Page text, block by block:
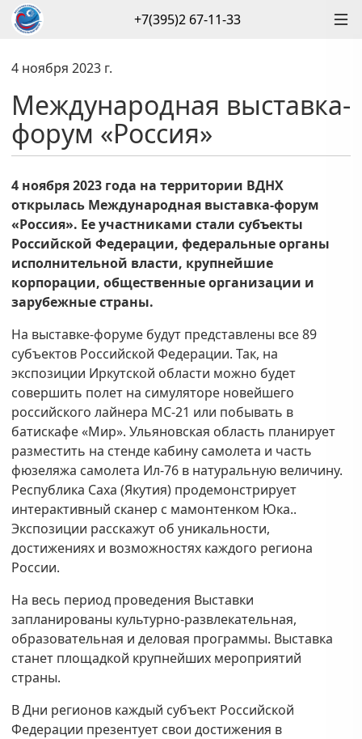
4 ноября 2023 г.
Международная выставка-
форум «Россия»
4 ноября 2023 года на территории ВДНХ
открылась Международная выставка-форум
«Россия». Ее участниками стали субъекты
Российской Федерации, федеральные органы
исполнительной власти, крупнейшие
корпорации, общественные организации и
зарубежные страны.
На выставке-форуме будут представлены все 89
субъектов Российской Федерации. Так, на
экспозиции Иркутской области можно будет
совершить полет на симуляторе новейшего
российского лайнера МС-21 или побывать в
батискафе «Мир». Ульяновская область планирует
разместить на стенде кабину самолета и часть
фюзеляжа самолета Ил-76 в натуральную величину.
Республика Саха (Якутия) продемонстрирует
интерактивный сканер с мамонтенком Юка..
Экспозиции расскажут об уникальности,
достижениях и возможностях каждого региона
России.
На весь период проведения Выставки
запланированы культурно-развлекательная,
образовательная и деловая программы. Выставка
станет площадкой крупнейших мероприятий
страны.
В Дни регионов каждый субъект Российской
Федерации презентует свои достижения в
+7(395)2 67-11-33